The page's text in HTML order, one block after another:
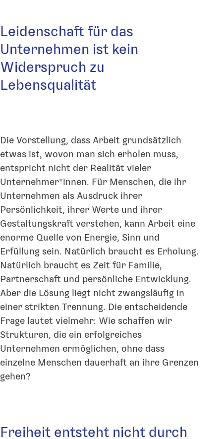
Leidenschaft für das
Unternehmen ist kein
Widerspruch zu
Lebensqualität
Die Vorstellung, dass Arbeit grundsätzlich
etwas ist, wovon man sich erholen muss,
entspricht nicht der Realität vieler
Unternehmer*innen. Für Menschen, die ihr
Unternehmen als Ausdruck ihrer
Persönlichkeit, ihrer Werte und ihrer
Gestaltungskraft verstehen, kann Arbeit eine
enorme Quelle von Energie, Sinn und
Erfüllung sein. Natürlich braucht es Erholung.
Natürlich braucht es Zeit für Familie,
Partnerschaft und persönliche Entwicklung.
Aber die Lösung liegt nicht zwangsläufig in
einer strikten Trennung. Die entscheidende
Frage lautet vielmehr: Wie schaffen wir
Strukturen, die ein erfolgreiches
Unternehmen ermöglichen, ohne dass
einzelne Menschen dauerhaft an ihre Grenzen
gehen?
Freiheit entsteht nicht durch